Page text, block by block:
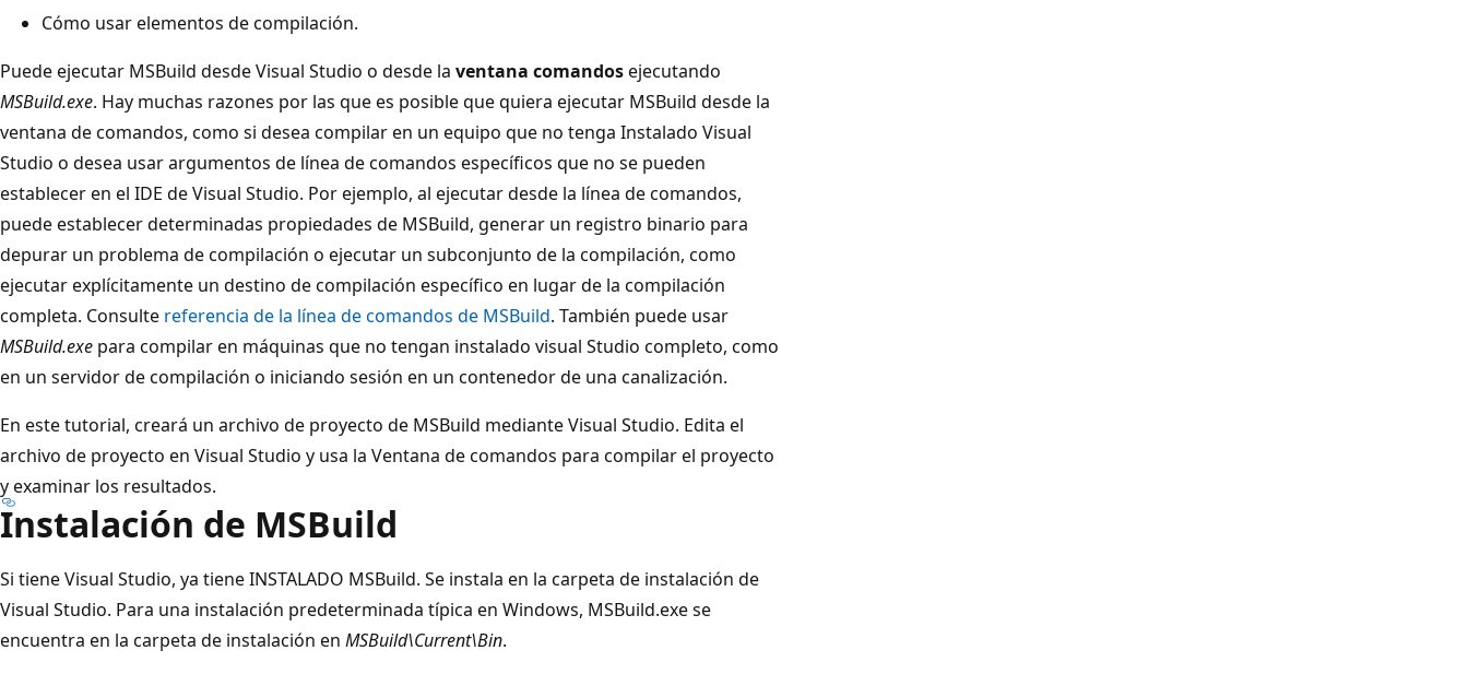
Cómo usar elementos de compilación.
Puede ejecutar MSBuild desde Visual Studio o desde la ventana comandosejecutando
MSBuild.exe. Hay muchas razones por las que es posible que quiera ejecutar MSBuild desde la
ventana de comandos, como si desea compilar en un equipo que no tenga Instalado Visual
Studio o desea usar argumentos de línea de comandos específicos que no se pueden
establecer en el IDE de Visual Studio. Por ejemplo, al ejecutar desde la línea de comandos,
puede establecer determinadas propiedades de MSBuild, generar un registro binario para
depurar un problema de compilación o ejecutar un subconjunto de la compilación, como
ejecutar explícitamente un destino de compilación específico en lugar de la compilación
completa. Consulte referencia de la línea de comandos de MSBuild. También puede usar
MSBuild.exe para compilar en máquinas que no tengan instalado visual Studio completo, como
en un servidor de compilación o iniciando sesión en un contenedor de una canalización.
En este tutorial, creará un archivo de proyecto de MSBuild mediante Visual Studio. Edita el
archivo de proyecto en Visual Studio y usa la Ventana de comandos para compilar el proyecto
y examinar los resultados.
Instalación de MSBuild
Si tiene Visual Studio, ya tiene INSTALADO MSBuild. Se instala en la carpeta de instalación de
Visual Studio. Para una instalación predeterminada típica en Windows, MSBuild.exe se
encuentra en la carpeta de instalación en MSBuild\Current\Bin.